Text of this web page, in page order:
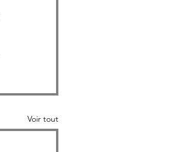
Voir tout